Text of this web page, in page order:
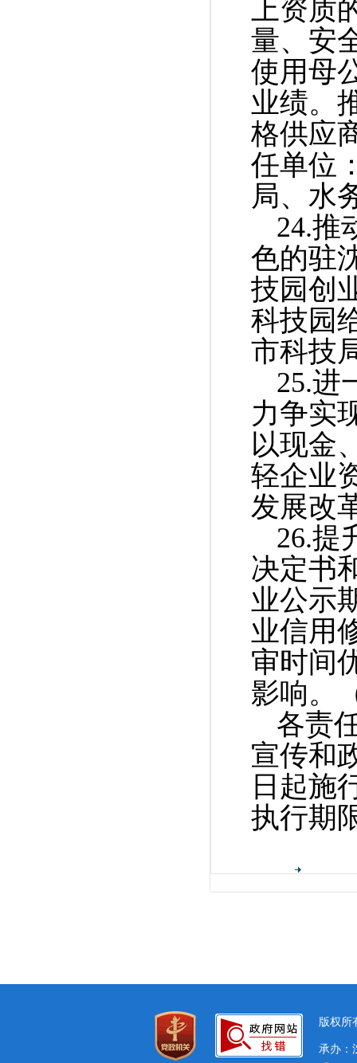
上资质
量、安
使用母
业绩。
格供应
任单位
局、水
24.推
色的驻
技园创
科技园
市科技
25.进
力争实
以现金
轻企业
发展改
26.提
决定书
业公示
业信用
审时间
影响。
各责
宣传和
日起施
执行期
版权所
承办：